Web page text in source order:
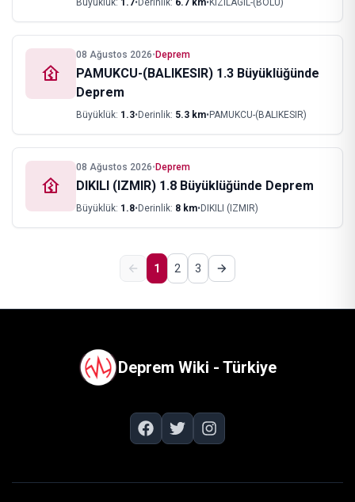
Büyüklük: 1.7•Derinlik: 6.7 km•KIZILAGIL-(BOLU)
08 Ağustos 2026• Deprem
PAMUKCU-(BALIKESIR) 1.3 Büyüklüğünde
Deprem
Büyüklük: 1.3•Derinlik: 5.3 km•PAMUKCU-(BALIKESIR)
08 Ağustos 2026• Deprem
DIKILI (IZMIR) 1.8 Büyüklüğünde Deprem
Büyüklük: 1.8•Derinlik: 8 km•DIKILI (IZMIR)
1 2 3
Deprem Wiki - Türkiye